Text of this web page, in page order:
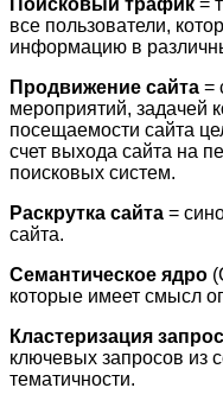
все пользователи,
информацию в
Продвижение сайта =
мероприятий, задачей
посещаемости сайта
счет выхода сайта на
поисковых систем.
Раскрутка сайта =
сайта.
Семантическое ядро
которые имеет смысл
Кластеризация
ключевых запросов из
тематичности.